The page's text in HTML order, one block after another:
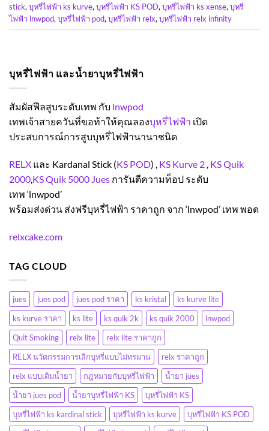
stick, บุหรี่ไฟฟ้า ks kurve, บุหรี่ไฟฟ้า KS POD, บุหรี่ไฟฟ้า ks xense, บุหรี่
ไฟฟ้า lnwpod, บุหรี่ไฟฟ้า pod, บุหรี่ไฟฟ้า relx, บุหรี่ไฟฟ้า relx infinity
บุหรี่ไฟฟ้า และน้ำยาบุหรี่ไฟฟ้า
สัมผัสฟีลสูบระดับเทพ กับ lnwpod
เทพเจ้าสายควันที่ขอท้าให้คุณลองบุหรี่ไฟฟ้า เปิด
ประสบการณ์การสูบบุหรี่ไฟฟ้านานาชนิด
RELX และ Kardanal Stick (KS POD) , KS Kurve 2 KS Quik
2000 KS Quik 5000 Jues การันตีความท็อป ระดับ
เทพ ‘lnwpod’
พร้อมส่งด่วน ส่งฟรีบุหรี่ไฟฟ้า ราคาถูก จาก ‘lnwpod’ เทพ พอด
relxcake.com
TAG CLOUD
jues jues pod jues pod ราคา ks kristal
ks kurve lite
ks kurve ราคา
ks lite ks quik 2k ks quik 2000
lnwpod
Quit Smoking
relx lite
relx lite ราคาถูก
RELX นวัตกรรมการเลิกบุหรี่แบบไม่ทรมาน
relx ราคาถูก
relx แบบเติมน้ำยา
กฎหมายกับบุหรี่ไฟฟ้า
น้ำยา jues
น้ำยา jues pod
น้ำยาบุหรี่ไฟฟ้า KS
บุหรี่ไฟฟ้า KS
บุหรี่ไฟฟ้า ks kardinal stick
บุหรี่ไฟฟ้า ks kurve
บุหรี่ไฟฟ้า KS POD